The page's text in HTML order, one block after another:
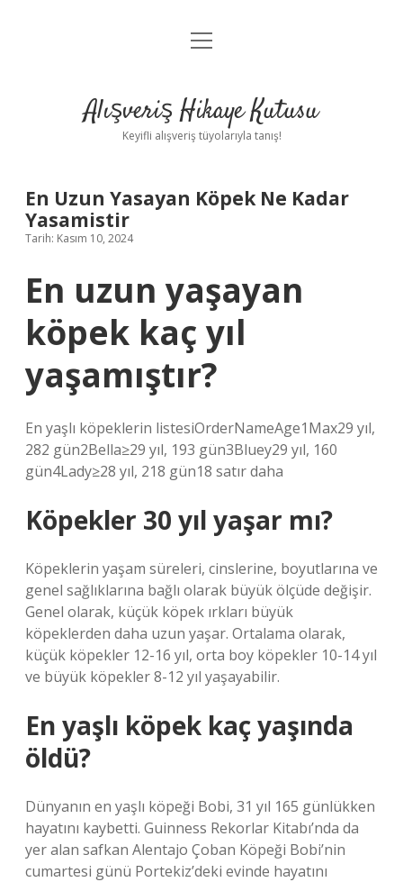
Anasayfa
Yasal Uyarı
menüyü
Alışveriş Hikaye Kutusu
Keyifli alışveriş tüyolarıyla tanış!
En Uzun Yasayan Köpek Ne Kadar
Yasamistir
Tarih: Kasım 10, 2024
En uzun yaşayan
köpek kaç yıl
yaşamıştır?
En yaşlı köpeklerin listesiOrderNameAge1Max29 yıl,
282 gün2Bella≥29 yıl, 193 gün3Bluey29 yıl, 160
gün4Lady≥28 yıl, 218 gün18 satır daha
Köpekler 30 yıl yaşar mı?
Köpeklerin yaşam süreleri, cinslerine, boyutlarına ve
genel sağlıklarına bağlı olarak büyük ölçüde değişir.
Genel olarak, küçük köpek ırkları büyük
köpeklerden daha uzun yaşar. Ortalama olarak,
küçük köpekler 12-16 yıl, orta boy köpekler 10-14 yıl
ve büyük köpekler 8-12 yıl yaşayabilir.
En yaşlı köpek kaç yaşında
öldü?
Dünyanın en yaşlı köpeği Bobi, 31 yıl 165 günlükken
hayatını kaybetti. Guinness Rekorlar Kitabı’nda da
yer alan safkan Alentajo Çoban Köpeği Bobi’nin
cumartesi günü Portekiz’deki evinde hayatını